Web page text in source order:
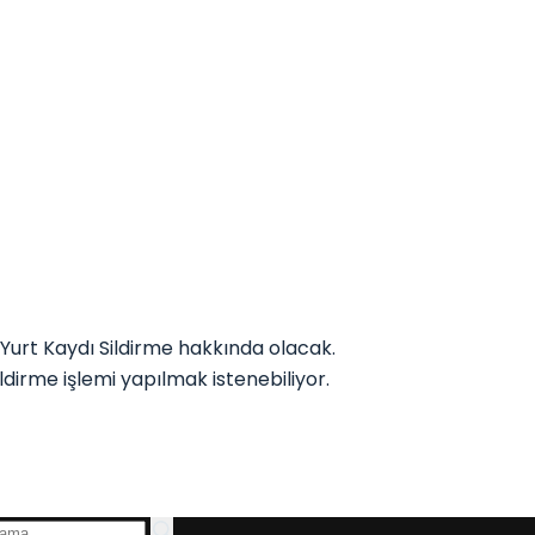
Kaydı Sildirme hakkında olacak.
işlemi yapılmak istenebiliyor.